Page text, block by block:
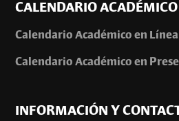
CALENDARIO ACADÉMICO
Calendario Académico en Línea
Calendario Académico en
INFORMACIÓN Y